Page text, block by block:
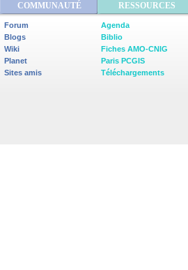
COMMUNAUTÉ RESSOURCES
Forum
Blogs
Wiki
Planet
Sites amis
Agenda
Biblio
Fiches AMO-CNIG
Paris PCGIS
Téléchargements